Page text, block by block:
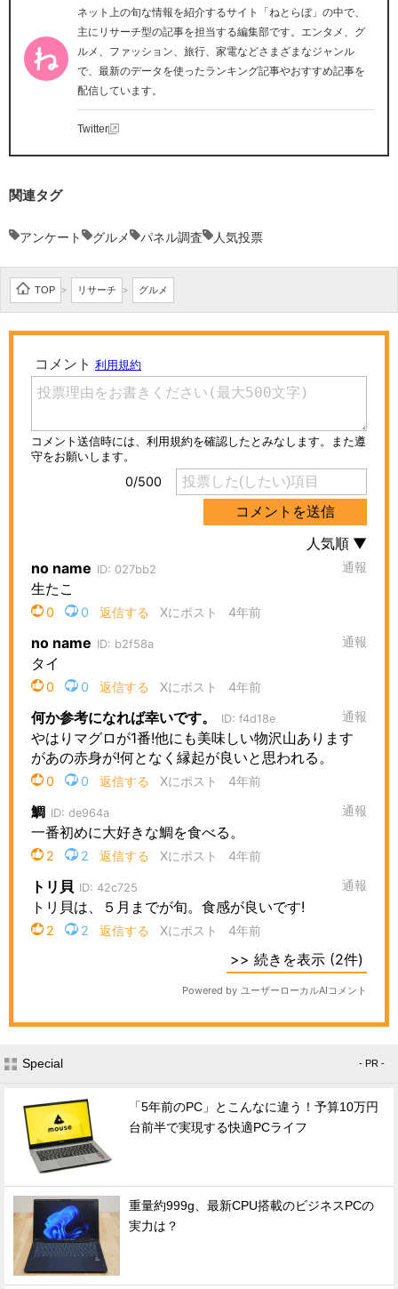
ネット上の旬な情報を紹介するサイト「ねとらぼ」の中で、
主にリサーチ型の記事を担当する編集部です。エンタメ、グ
ルメ、ファッション、旅行、家電などさまざまなジャンル
で、最新のデータを使ったランキング記事やおすすめ記事を
配信しています。
Twitter
関連タグ
アンケート グルメ パネル調査 人気投票
TOP > リサーチ > グルメ
Special - PR -
「5年前のPC」とこんなに違う！予算10万円
台前半で実現する快適PCライフ
重量約999g、最新CPU搭載のビジネスPCの
実力は？